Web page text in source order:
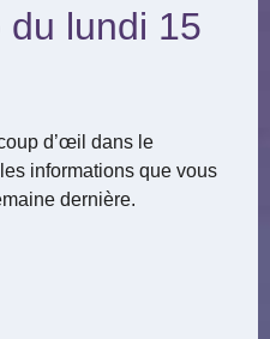
du lundi 15
d’œil dans le
informations que vous
dernière.